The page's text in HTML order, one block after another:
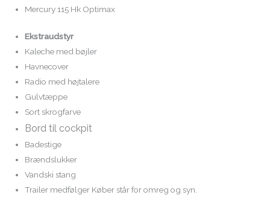
Mercury 115 Hk Optimax
Ekstraudstyr
Kaleche med bøjler
Havnecover
Radio med højtalere
Gulvtæppe
Sort skrogfarve
Bord til cockpit
Badestige
Brændslukker
Vandski stang
Trailer medfølger Køber står for omreg og syn.